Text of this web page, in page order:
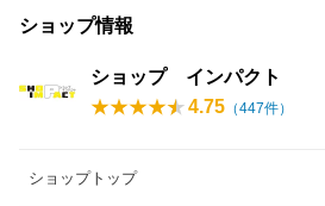
ショップ情報
ショップ インパクト
4.75 （447件）
ショップトップ